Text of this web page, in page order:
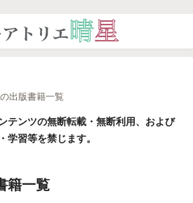
出版書籍一覧
テンツの無断転載・無断利用、および
学習等を禁じます。
籍一覧